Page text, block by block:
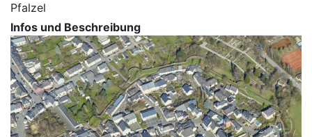
Pfalzel
Infos und Beschreibung